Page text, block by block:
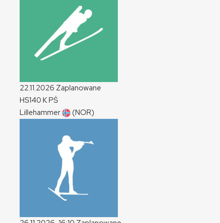
22.11.2026 Zaplanowane
HS140 KPŚ
Lillehammer
(NOR)